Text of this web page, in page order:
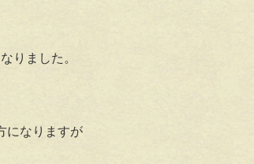
りました。
になりますが